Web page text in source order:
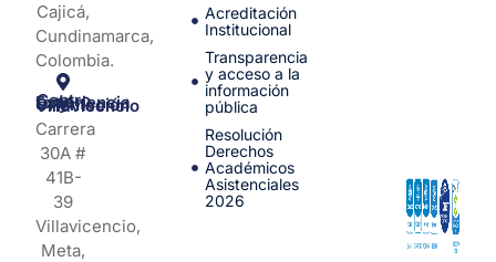
Cajicá,
Cundinamarca,
Colombia.
Centro de Experiencia y Orientación Villavicencio
Carrera
30A #
41B-
39
Villavicencio,
Meta,
Acreditación
Institucional
Transparencia
y acceso a la
información
pública
Resolución
Derechos
Académicos
Asistenciales
2026